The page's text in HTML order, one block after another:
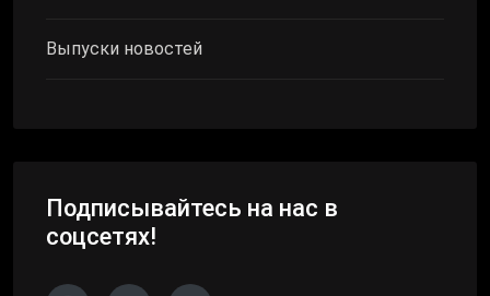
Выпуски новостей
Подписывайтесь на нас в
соцсетях!